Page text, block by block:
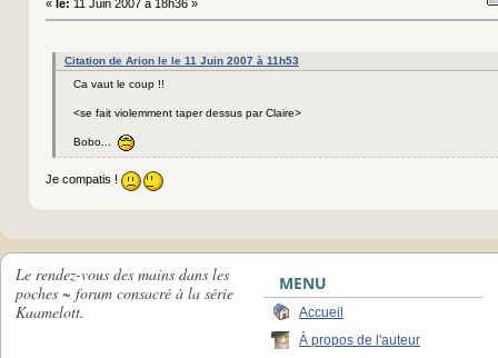
« le: 11 Juin 2007 à 18h36 »
Citation de Arion le le 11 Juin 2007 à 11h53
Ca vaut le coup !!
<se fait violemment taper dessus par Claire>
Bobo...
Je compatis !
Le rendez-vous des mains dans les
poches ~ forum consacré à la série
Kaamelott.
MENU
Accueil
À propos de l'auteur